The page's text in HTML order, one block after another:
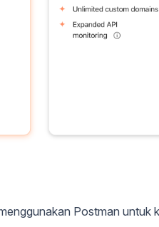
Postman untuk